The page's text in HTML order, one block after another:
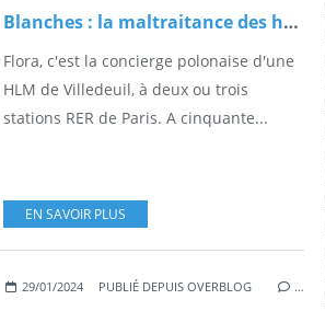
Blanches : la maltraitance des humains, avec et sans blouse
Flora, c'est la concierge polonaise d'une
HLM de Villedeuil, à deux ou trois
stations RER de Paris. A cinquante...
EN SAVOIR PLUS
29/01/2024 PUBLIÉ DEPUIS OVERBLOG …